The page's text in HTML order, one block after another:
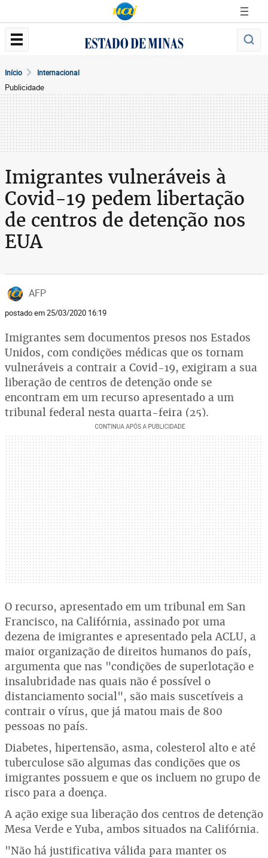
Início Internacional
Publicidade
Imigrantes vulneráveis à
Covid-19 pedem libertação
de centros de detenção nos
EUA
AFP
postado em 25/03/2020 16:19
Imigrantes sem documentos presos nos Estados
Unidos, com condições médicas que os tornam
vulneráveis a contrair a Covid-19, exigiram a sua
liberação de centros de detenção onde se
encontram em um recurso apresentado a um
tribunal federal nesta quarta-feira (25).
O recurso, apresentado em um tribunal em San
Francisco, na Califórnia, assinado por uma
dezena de imigrantes e apresentado pela ACLU, a
maior organização de direitos humanos do país,
argumenta que nas "condições de superlotação e
insalubridade nas quais não é possível o
distanciamento social", são mais suscetíveis a
contrair o vírus, que já matou mais de 800
pessoas no país.
Diabetes, hipertensão, asma, colesterol alto e até
tuberculose são algumas das condições que os
imigrantes possuem e que os incluem no grupo de
risco para a doença.
A ação exige sua liberação dos centros de detenção
Mesa Verde e Yuba, ambos situados na Califórnia.
"Não há justificativa válida para manter os